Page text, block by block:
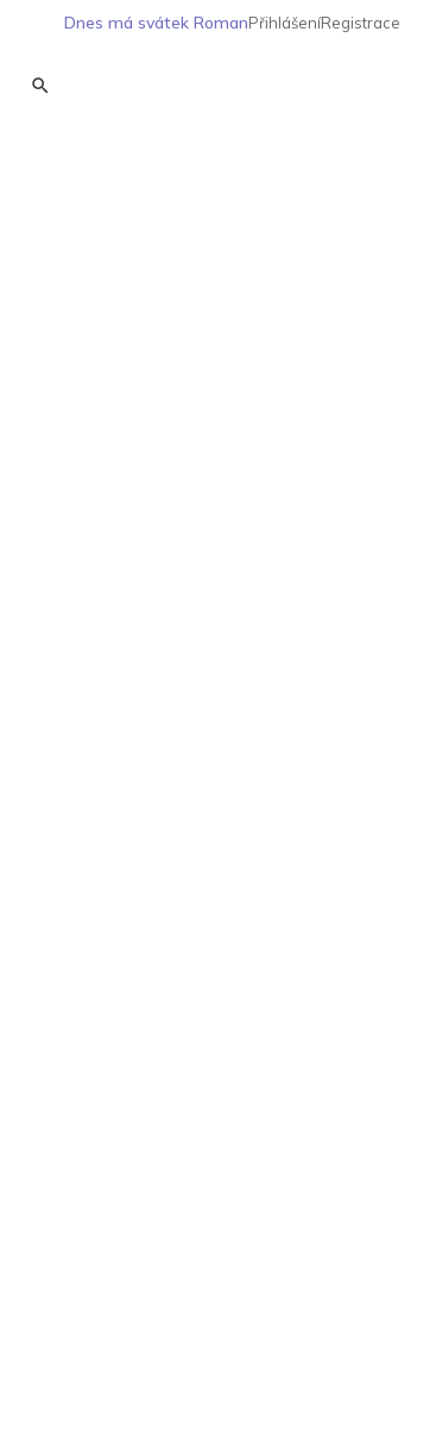
Dnes má svátek RomanPřihlášeníRegistrace